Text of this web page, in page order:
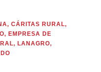
, CÁRITAS RURAL,
, EMPRESA DE
, LANAGRO,